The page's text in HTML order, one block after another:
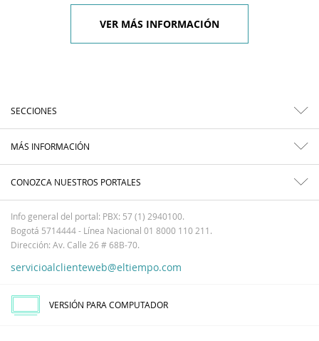
VER MÁS INFORMACIÓN
SECCIONES
MÁS INFORMACIÓN
CONOZCA NUESTROS PORTALES
Info general del portal: PBX: 57 (1) 2940100.
Bogotá 5714444 - Línea Nacional 01 8000 110 211.
Dirección: Av. Calle 26 # 68B-70.
servicioalclienteweb@eltiempo.com
VERSIÓN PARA COMPUTADOR